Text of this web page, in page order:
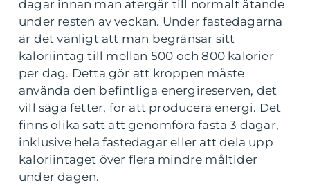
dagar innan man återgår till normalt ätande
under resten av veckan. Under fastedagarna
är det vanligt att man begränsar sitt
kaloriintag till mellan 500 och 800 kalorier
per dag. Detta gör att kroppen måste
använda den befintliga energireserven, det
vill säga fetter, för att producera energi. Det
finns olika sätt att genomföra fasta 3 dagar,
inklusive hela fastedagar eller att dela upp
kaloriintaget över flera mindre måltider
under dagen.